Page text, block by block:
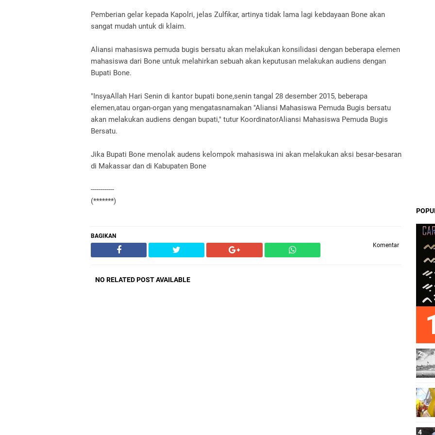
Pemberian gelar kepada Kapolri, jelas Zulfikar, artinya tidak lama lagi kebdayaan Bone akan
sangat mudah untuk di klaim.
Aliansi mahasiswa pemuda bugis bersatu akan melakukan konsilidasi dengan beberapa elemen
mahasiswa dari Bone untuk melahirkan sebuah akan keputusan melakukan audiens dengan
Bupati Bone.
"InsyaAllah Hari Senin di kantor bupati bone,senin tangal 28 desember 2015, beberapa
elemen,atau organ-organ yang mengatasnamakan "Aliansi Mahasiswa Pemuda Bugis bersatu
akan melakukan audiens dengan bupati," tutur KoordinatorAliansi Mahasiswa Pemuda Bugis
Bersatu.
Jika Bupati Bone menolak audens kelompok mahasiswa ini akan melakukan aksi besar-besaran
di Makassar dan di Kabupaten Bone
------------
(*******)
BAGIKAN
Komentar
NO RELATED POST AVAILABLE